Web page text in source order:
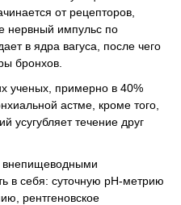
от рецепторов,
нервный импульс по
в ядра вагуса, после чего
бронхов.
ученых, примерно в 40%
астме, кроме того,
усугубляет течение друг
внепищеводными
в себя: суточную рН-метрию
рентгеновское